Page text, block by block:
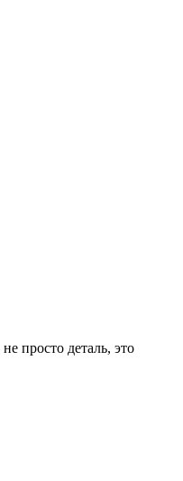
просто деталь, это